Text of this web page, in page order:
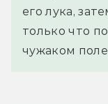
его лука,
только что
чужаком